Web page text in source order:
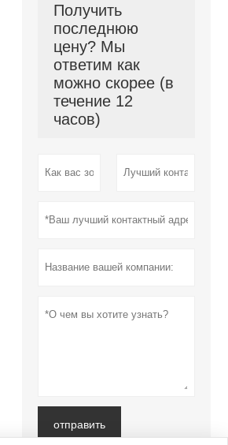
Получить
последнюю
цену? Мы
ответим как
можно скорее (в
течение 12
часов)
отправить